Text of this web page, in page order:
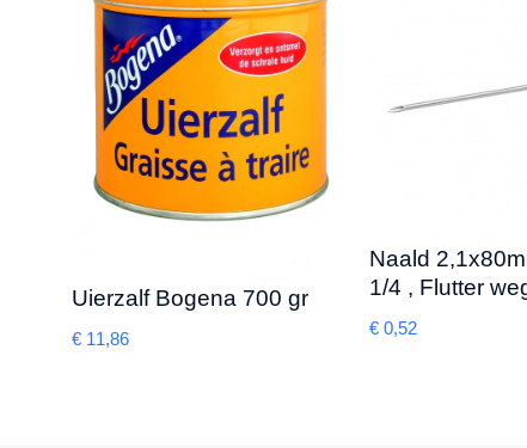
Uierzalf Bogena 700 gr
€ 11,86
Naald
1/4 , Flutter
€0,52